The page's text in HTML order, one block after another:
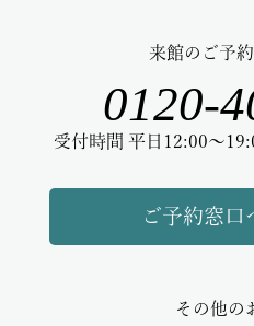
来館のご予
0120-
受付時間 平日12:00～
ご予約窓口
その他の